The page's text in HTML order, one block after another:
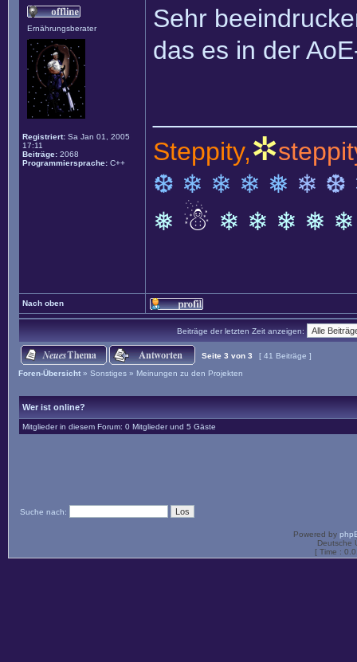
Ernährungsberater
Registriert: Sa Jan 01, 2005
17:11
Beiträge: 2068
Programmiersprache: C++
Sehr
das es in der
Steppity,✲
❆ ❄ ❄ ❄ ❅ ❄ ❆
❅ ☃ ❄ ❄ ❄ ❅
Nach oben
Beiträge der letzten Zeit anzeigen:
Seite 3 von 3
[ 41 Beiträge ]
Foren-Übersicht » Sonstiges » Meinungen zu den Projekten
Wer ist online?
Mitglieder in diesem Forum: 0 Mitglieder und 5 Gäste
Suche nach:
Powered by
Deutsche
[ Time :